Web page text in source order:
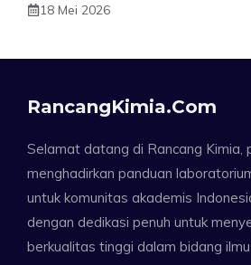
18 Mei 2026
RancangKimia.com
Selamat datang di Rancang Kimia,
menghadirkan panduan
untuk komunitas akademis
dengan dedikasi penuh untuk
berkualitas tinggi dalam bidang ilmu